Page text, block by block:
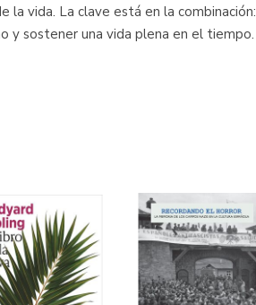
la vida. La clave está en la combinación:
y sostener una vida plena en el tiempo.